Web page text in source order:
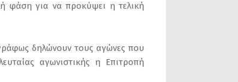
φάση για να προκύψει η τελική
δηλώνουν τους αγώνες που
αγωνιστικής η Επιτροπή